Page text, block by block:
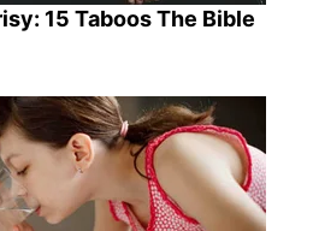
15 Taboos The Bible